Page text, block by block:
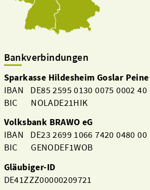
Bankverbindungen
Sparkasse Hildesheim Goslar Peine
IBAN DE85 2595 0130 0075 0002 40
BIC NOLADE21HIK
Volksbank BRAWO eG
IBAN DE23 2699 1066 7420 0480 00
BIC GENODEF1WOB
Gläubiger-ID
DE41ZZZ00000209721